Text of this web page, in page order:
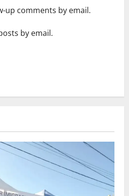
up comments by email.
by email.